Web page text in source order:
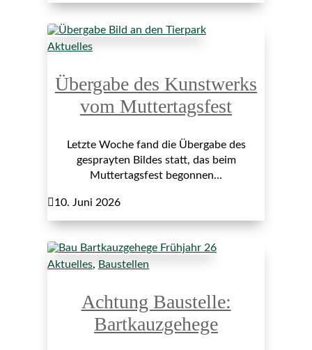
Aktuelles
Übergabe des Kunstwerks
vom Muttertagsfest
Letzte Woche fand die Übergabe des
gesprayten Bildes statt, das beim
Muttertagsfest begonnen...
10. Juni 2026
Aktuelles, Baustellen
Achtung Baustelle:
Bartkauzgehege